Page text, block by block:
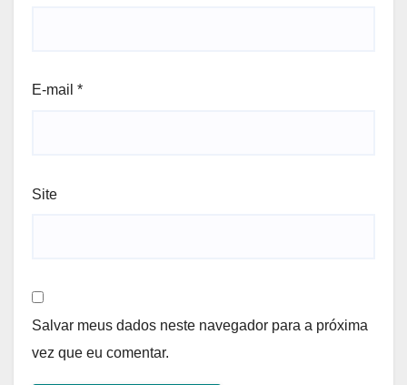
E-mail *
Site
Salvar meus dados neste navegador para a próxima
vez que eu comentar.